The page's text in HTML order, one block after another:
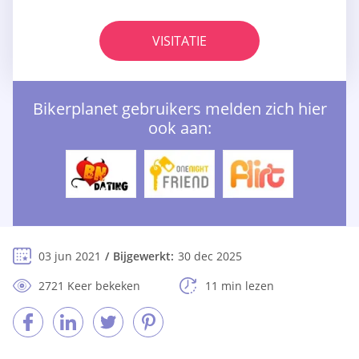
VISITATIE
Bikerplanet gebruikers melden zich hier
ook aan:
03 jun 2021 Bijgewerkt: 30 dec 2025
2721 Keer bekeken
11 min lezen